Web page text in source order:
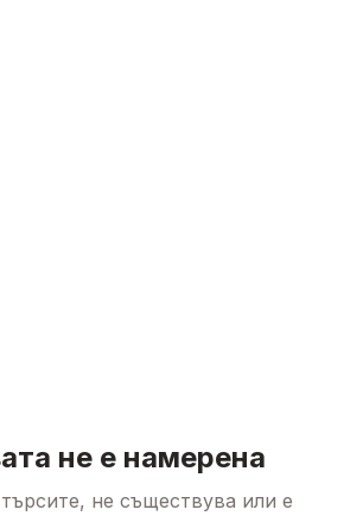
не е намерена
не съществува или е